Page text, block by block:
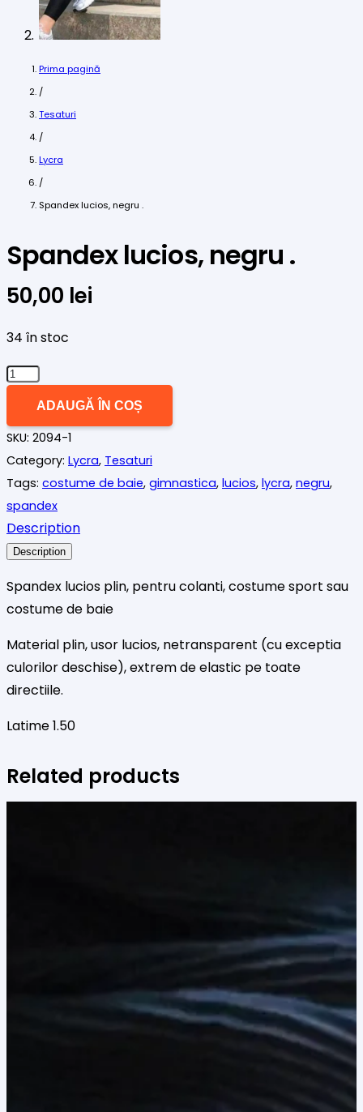
Prima pagină
/
Tesaturi
/
Lycra
/
Spandex lucios, negru .
Spandex lucios, negru .
50,00 lei
34 în stoc
Cantitate
Spandex
negru
.
ADAUGĂ ÎN COȘ
SKU: 2094-1
Category: Lycra, Tesaturi
Tags: costume de baie, gimnastica, lucios, lycra, negru,
spandex
Description
Description
Spandex lucios plin, pentru colanti, costume sport sau
costume de baie
Material plin, usor lucios, netransparent (cu exceptia
culorilor deschise), extrem de elastic pe toate
directiile.
Latime 1.50
Related products